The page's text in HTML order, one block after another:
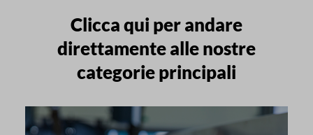
Clicca qui per andare
direttamente alle nostre
categorie principali